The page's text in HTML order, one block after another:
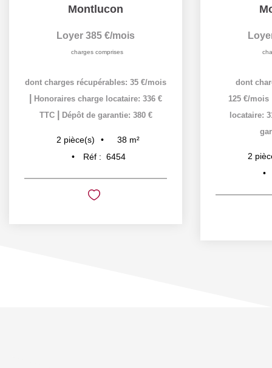
Montlucon
Loyer 385 €/mois
charges comprises
dont charges récupérables: 35 €/mois
Honoraires charge locataire: 336 €
TTC
Dépôt de garantie: 380 €
2 pièce(s) 38 m²
Réf : 6454
dont
125 €/mois
locataire:
2